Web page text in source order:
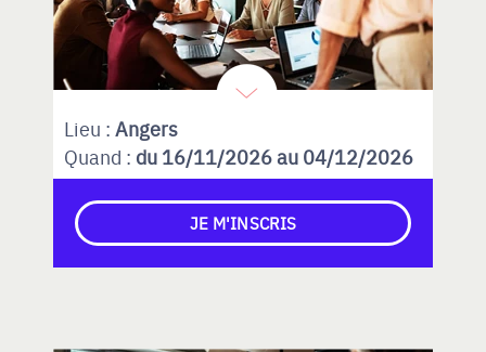
Lieu : Angers
Quand : du 16/11/2026 au 04/12/2026
JE M'INSCRIS